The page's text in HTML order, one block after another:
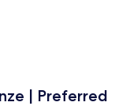
| Preferred